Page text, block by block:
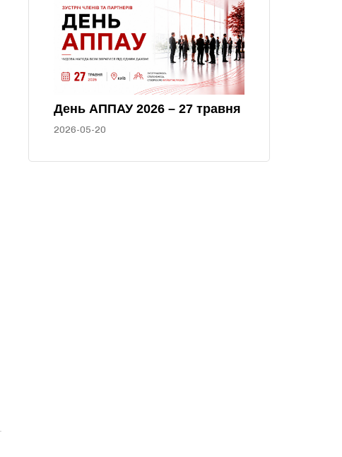
День АППАУ 2026 – 27 травня
2026-05-20